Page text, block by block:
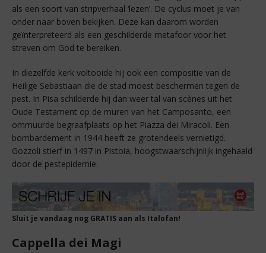
als een soort van stripverhaal ‘lezen’. De cyclus moet je van
onder naar boven bekijken. Deze kan daarom worden
geïnterpreteerd als een geschilderde metafoor voor het
streven om God te bereiken.
In diezelfde kerk voltooide hij ook een compositie van de
Heilige Sebastiaan die de stad moest beschermen tegen de
pest. In Pisa schilderde hij dan weer tal van scènes uit het
Oude Testament op de muren van het Camposanto, een
ommuurde begraafplaats op het Piazza dei Miracoli. Een
bombardement in 1944 heeft ze grotendeels vernietigd.
Gozzoli stierf in 1497 in Pistoia, hoogstwaarschijnlijk ingehaald
door de pestepidemie.
Sluit je vandaag nog GRATIS aan als Italofan!
Cappella dei Magi